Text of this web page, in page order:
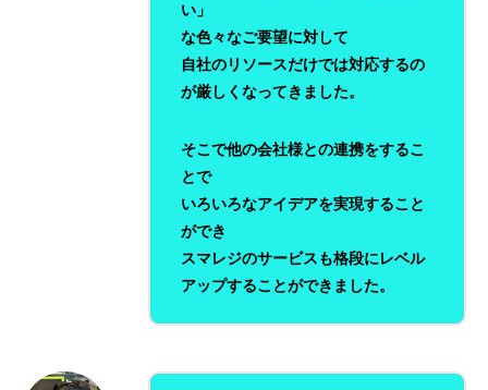
い」
な色々なご要望に対して
自社のリソースだけでは対応するの
が厳しくなってきました。
そこで他の会社様との連携をするこ
とで
いろいろなアイデアを実現すること
ができ
スマレジのサービスも格段にレベル
アップすることができました。
instagram